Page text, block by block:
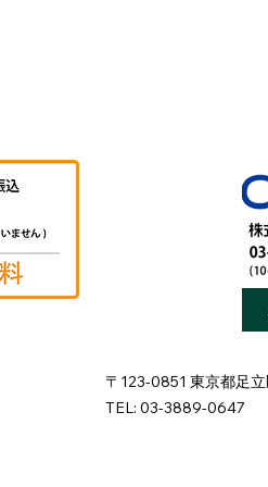
〒123-0851 東京都足
TEL: 03-3889-0647